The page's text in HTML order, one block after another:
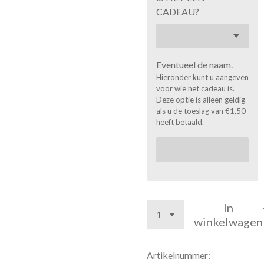
CADEAU?
Eventueel de naam.
Hieronder kunt u aangeven
voor wie het cadeau is.
Deze optie is alleen geldig
als u de toeslag van €1,50
heeft betaald.
In
winkelwagen
Artikelnummer: